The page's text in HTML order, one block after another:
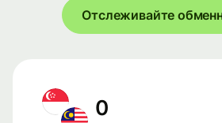
Отслеживайте
0